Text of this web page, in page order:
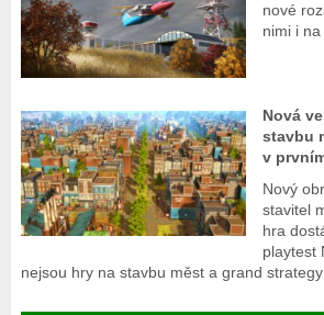
nové
nimi i na
Nová
stavbu
v
Nový
stavitel
hra
playtest
nejsou hry na stavbu měst a grand